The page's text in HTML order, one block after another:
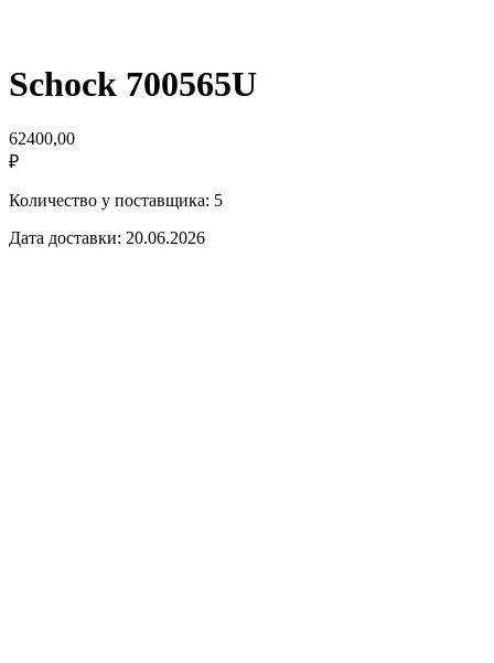
Schock 700565U
62400,00
₽
Количество у поставщика: 5
Дата доставки: 20.06.2026